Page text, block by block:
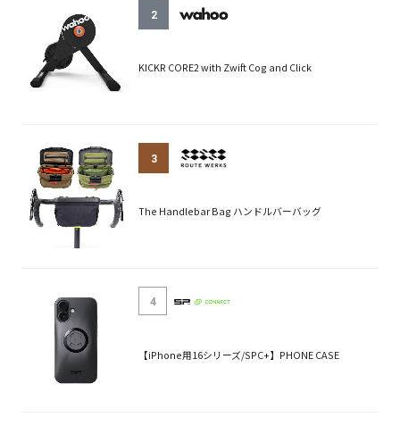
2
KICKR CORE2 with Zwift Cog and Click
3
The Handlebar Bag ハンドルバーバッグ
4
【iPhone用16シリーズ/SPC+】PHONE CASE